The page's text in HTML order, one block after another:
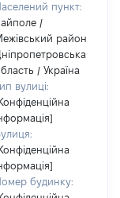
пункт:
/
район /
/ Україна
вулиці:
будинку: